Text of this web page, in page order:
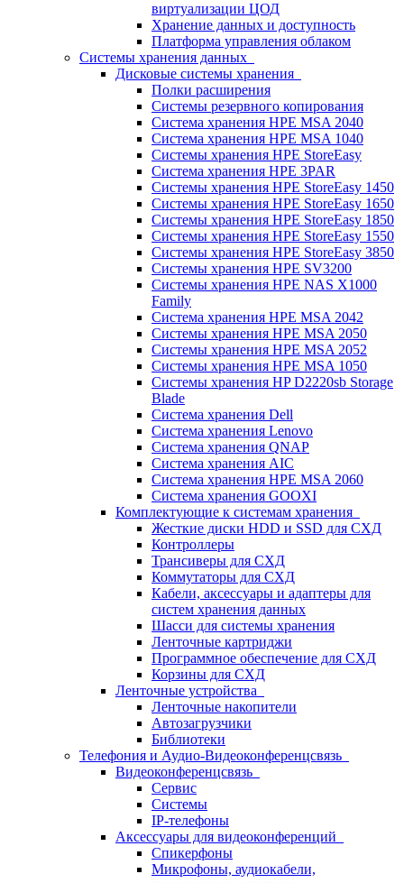
виртуализации ЦОД
Хранение данных и доступность
Платформа управления облаком
Системы хранения данных
Дисковые системы хранения
Полки расширения
Системы резервного копирования
Система хранения HPE MSA 2040
Система хранения HPE MSA 1040
Системы хранения HPE StoreEasy
Система хранения HPE 3PAR
Системы хранения HPE StoreEasy 1450
Системы хранения HPE StoreEasy 1650
Системы хранения HPE StoreEasy 1850
Системы хранения HPE StoreEasy 1550
Системы хранения HPE StoreEasy 3850
Системы хранения HPE SV3200
Системы хранения HPE NAS X1000
Family
Система хранения HPE MSA 2042
Системы хранения HPE MSA 2050
Системы хранения HPE MSA 2052
Системы хранения HPE MSA 1050
Системы хранения HP D2220sb Storage
Blade
Система хранения Dell
Система хранения Lenovo
Система хранения QNAP
Система хранения AIC
Система хранения HPE MSA 2060
Система хранения GOOXI
Комплектующие к системам хранения
Жесткие диски HDD и SSD для СХД
Контроллеры
Трансиверы для СХД
Коммутаторы для СХД
Кабели, аксессуары и адаптеры для
систем хранения данных
Шасси для системы хранения
Ленточные картриджи
Программное обеспечение для СХД
Корзины для СХД
Ленточные устройства
Ленточные накопители
Автозагрузчики
Библиотеки
Телефония и Аудио-Видеоконференцсвязь
Видеоконференцсвязь
Сервис
Системы
IP-телефоны
Аксессуары для видеоконференций
Спикерфоны
Микрофоны, аудиокабели,